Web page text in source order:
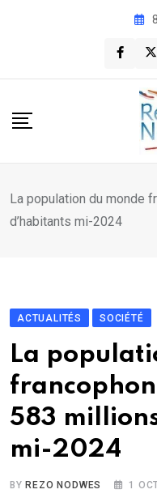
La population du monde
d’habitants mi-2024
ACTUALITÉS SOCIÉTÉ
La
583
mi-2024
BY REZO NODWES 1